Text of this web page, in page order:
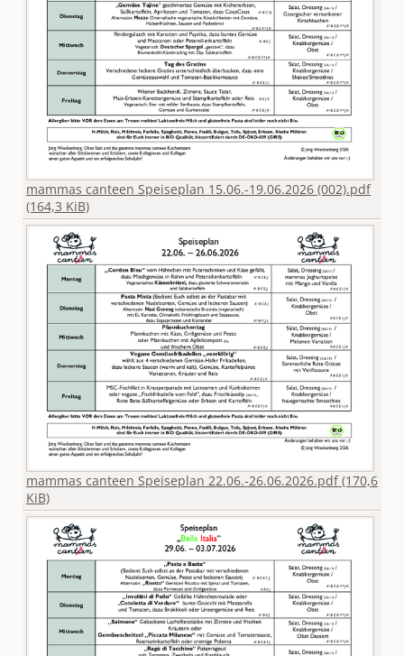
mammas canteen Speiseplan 15.06.-19.06.2026 (002).pdf
(164,3 KiB)
mammas canteen Speiseplan 22.06.-26.06.2026.pdf(170,6
KiB)